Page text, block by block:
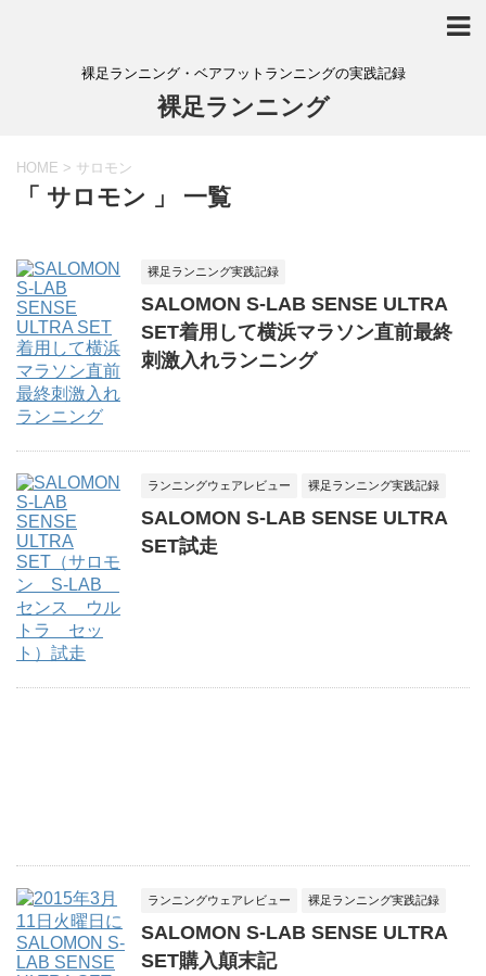
裸足ランニング・ベアフットランニングの実践記録
裸足ランニング
HOME > サロモン
「 サロモン 」 一覧
裸足ランニング実践記録
SALOMON S-LAB SENSE ULTRA
SET着用して横浜マラソン直前最終
刺激入れランニング
ランニングウェアレビュー 裸足ランニング実践記録
SALOMON S-LAB SENSE ULTRA
SET試走
ランニングウェアレビュー 裸足ランニング実践記録
SALOMON S-LAB SENSE ULTRA
SET購入顛末記